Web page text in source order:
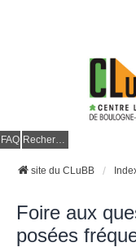
FAQ Rechercher
site du CLuBB
Foire aux
posées